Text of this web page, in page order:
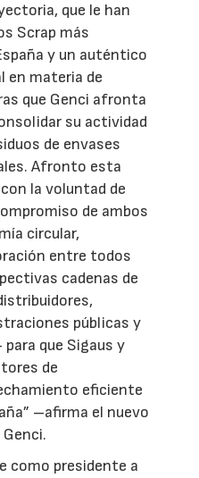
que le han
Scrap más
y un auténtico
en materia de
que Genci afronta
su actividad
de envases
Afronto esta
la voluntad de
de ambos
circular,
entre todos
cadenas de
públicas y
que Sigaus y
de
eficiente
–afirma el nuevo
como presidente a